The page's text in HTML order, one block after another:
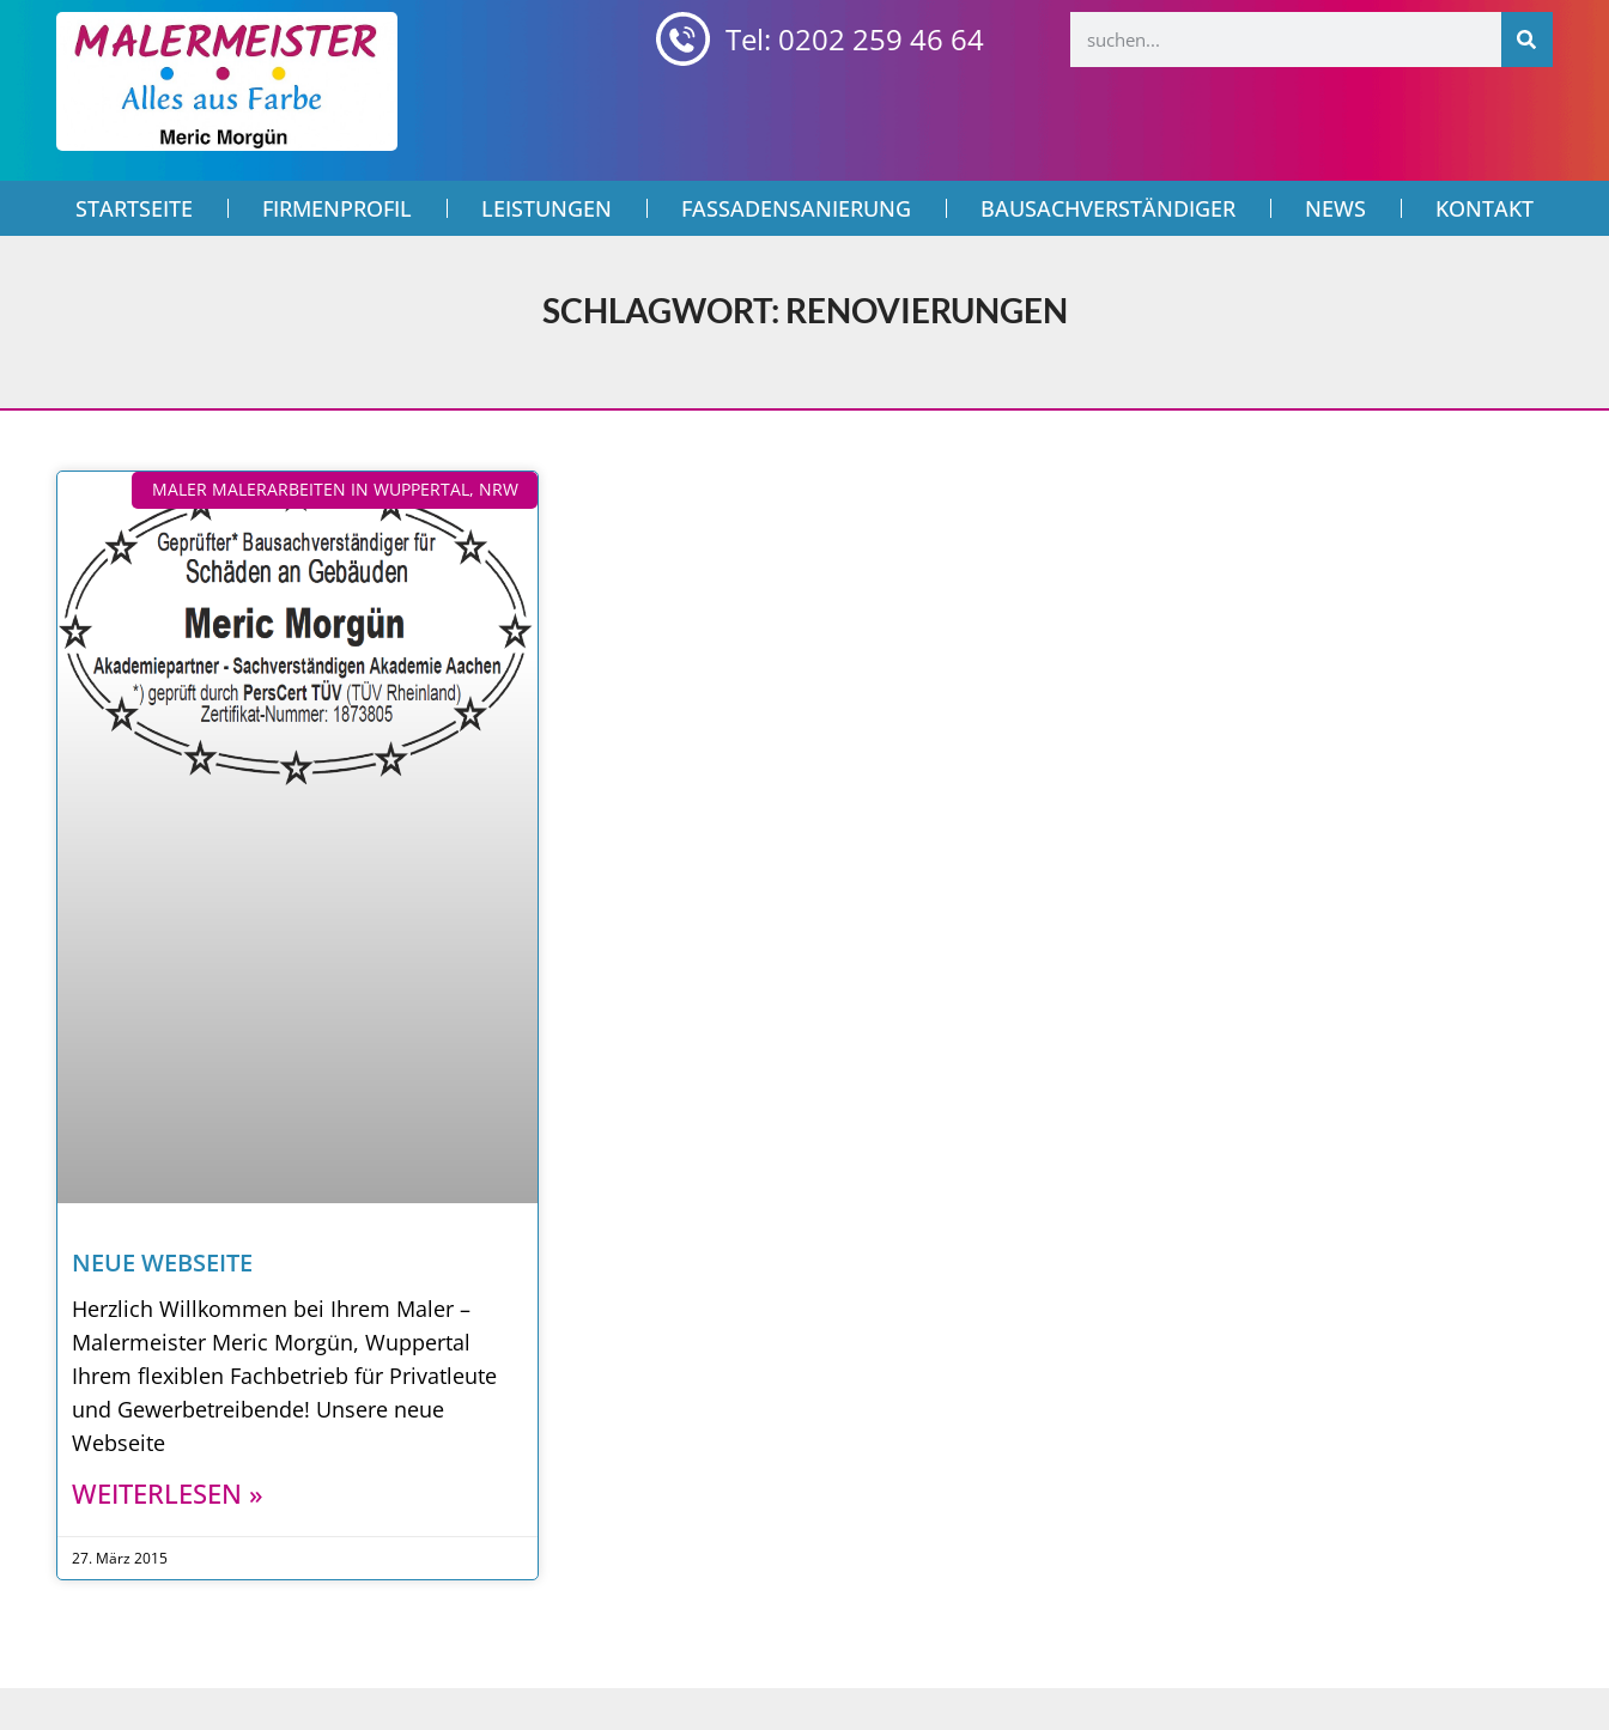
Tel: 0202 259 46 64
STARTSEITE FIRMENPROFIL LEISTUNGEN FASSADENSANIERUNG BAUSACHVERSTÄNDIGER NEWS KONTAKT
SCHLAGWORT: RENOVIERUNGEN
MALER MALERARBEITEN IN WUPPERTAL, NRW
NEUE WEBSEITE
Herzlich Willkommen bei Ihrem Maler –
Malermeister Meric Morgün, Wuppertal
Ihrem flexiblen Fachbetrieb für Privatleute
und Gewerbetreibende! Unsere neue
Webseite
WEITERLESEN »
27. März 2015